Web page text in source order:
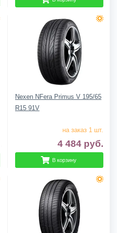
Nexen NFera Primus V 195/65
R15 91V
на заказ 1 шт.
4 484 руб.
В корзину